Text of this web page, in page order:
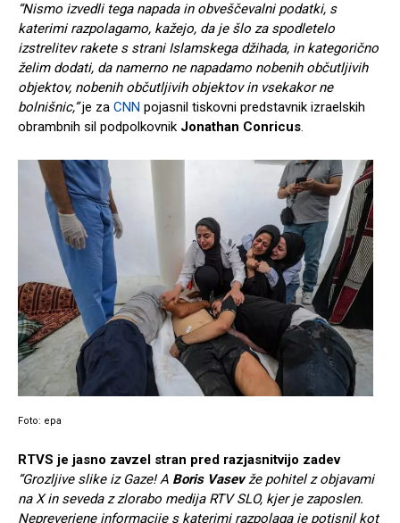
“Nismo izvedli tega napada in obveščevalni podatki, s
katerimi razpolagamo, kažejo, da je šlo za spodletelo
izstrelitev rakete s strani Islamskega džihada, in kategorično
želim dodati, da namerno ne napadamo nobenih občutljivih
objektov, nobenih občutljivih objektov in vsekakor ne
bolnišnic,”je za CNN pojasnil tiskovni predstavnik izraelskih
obrambnih sil podpolkovnik Jonathan Conricus.
Foto: epa
RTVS je jasno zavzel stran pred razjasnitvijo zadev
“Grozljive slike iz Gaze! A Boris Vasevže pohitel z objavami
na X in seveda z zlorabo medija RTV SLO, kjer je zaposlen.
Nepreverjene informacije s katerimi razpolaga je potisnil kot